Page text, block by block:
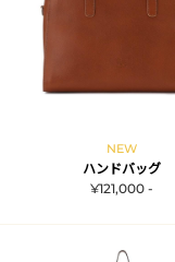
NEW
ハンドバッグ
¥121,000 -